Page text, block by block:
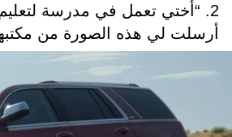
2. “أختي تعمل في مدرسة لتعليم
أرسلت لي هذه الصورة من